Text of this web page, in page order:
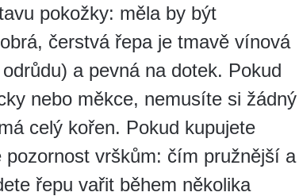
pokožky: měla by být
čerstvá řepa je tmavě vínová
a pevná na dotek. Pokud
nebo měkce, nemusíte si žádný
celý kořen. Pokud kupujete
vrškům: čím pružnější a
řepu vařit během několika